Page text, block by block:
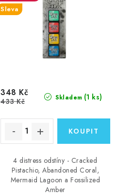
k
t
ů
Sleva
Skladem (1 ks)
348 Kč
433 Kč
4 distress odstíny - Cracked
Pistachio, Abandoned Coral,
Mermaid Lagoon a Fossilized
Amber